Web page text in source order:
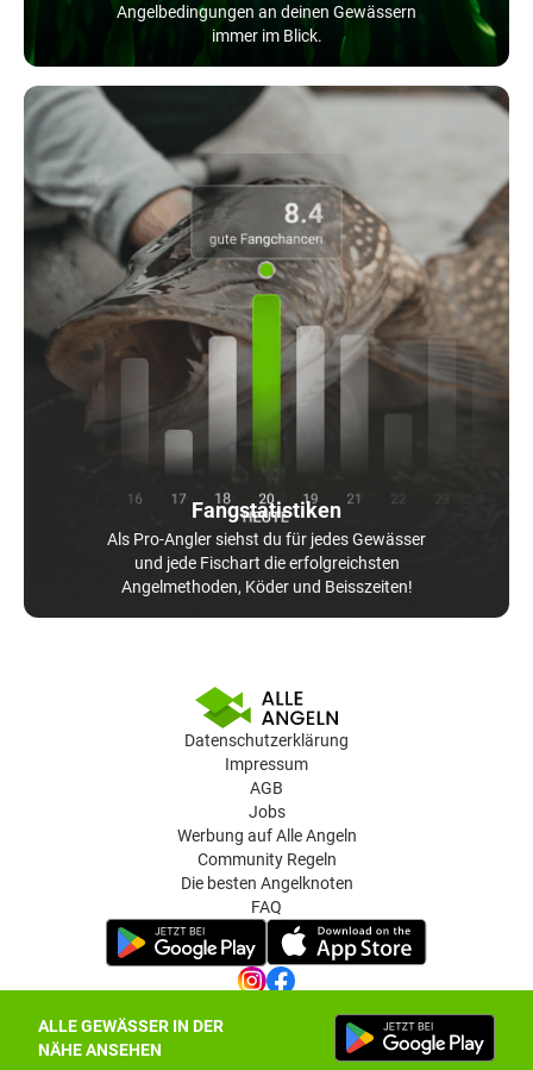
ALLE GEWÄSSER IN DER
NÄHE ANSEHEN
Angelbedingungen an deinen Gewässern
immer im Blick.
Fangstatistiken
Als Pro-Angler siehst du für jedes Gewässer
und jede Fischart die erfolgreichsten
Angelmethoden, Köder und Beisszeiten!
Datenschutzerklärung
Impressum
AGB
Jobs
Werbung auf Alle Angeln
Community Regeln
Die besten Angelknoten
FAQ
Datenschutz-Einstellungen